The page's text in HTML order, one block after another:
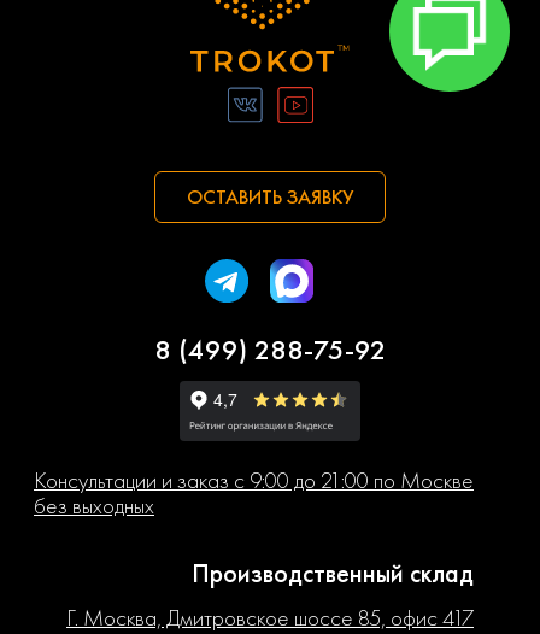
ОСТАВИТЬ ЗАЯВКУ
8 (499) 288-75-92
Консультации и заказ с 9:00 до 21:00 по Москве
без выходных
Производственный склад
Г. Москва, Дмитровское шоссе 85, офис 417